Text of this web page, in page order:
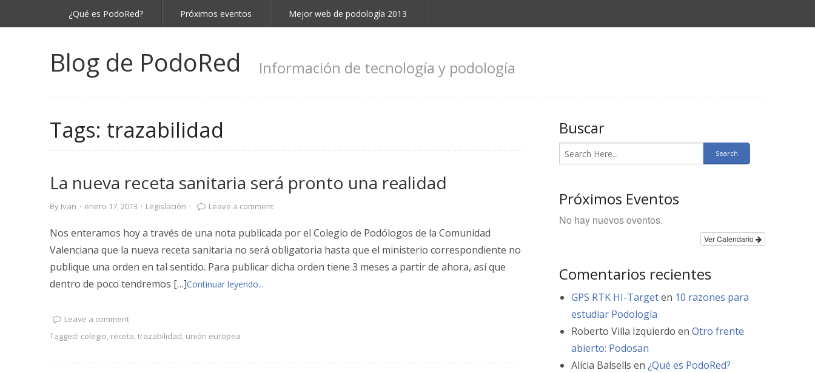
¿Qué es PodoRed? Próximos eventos Mejor web de podología 2013
Blog de PodoRed Información de tecnología y podología
Tags: trazabilidad
La nueva receta sanitaria será pronto una realidad
By Ivan · enero 17, 2013 · Legislación · Leave a comment
Nos enteramos hoy a través de una nota publicada por el Colegio de Podólogos de la Comunidad
Valenciana que la nueva receta sanitaria no será obligatoria hasta que el ministerio correspondiente no
publique una orden en tal sentido. Para publicar dicha orden tiene 3 meses a partir de ahora, así que
dentro de poco tendremos […]Continuar leyendo...
Leave a comment
Tagged: colegio, receta,trazabilidad, unión europea
Buscar
Próximos Eventos
No hay nuevos eventos.
Ver Calendario
Comentarios recientes
GPS RTK HI-Targeten 10 razones para
estudiar Podología
Roberto Villa Izquierdo enOtro frente
abierto: Podosan
Alícia Balsells en¿Qué es PodoRed?